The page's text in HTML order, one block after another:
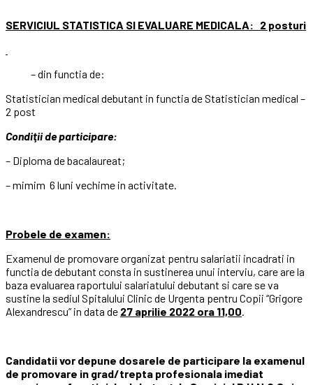
SERVICIUL STATISTICA SI EVALUARE MEDICALA: 2 posturi
– din functia de:
Statistician medical debutant in functia de Statistician medical –
2 post
Condiţii de participare:
– Diploma de bacalaureat;
– mimim 6 luni vechime in activitate.
Probele de examen:
Examenul de promovare organizat pentru salariatii incadrati in
functia de debutant consta in sustinerea unui interviu, care are la
baza evaluarea raportului salariatului debutant si care se va
sustine la sediul Spitalului Clinic de Urgenta pentru Copii “Grigore
Alexandrescu” in data de 27 aprilie 2022 ora 11,00.
Candidatii vor depune dosarele de participare la examenul
de promovare in grad/trepta profesionala imediat